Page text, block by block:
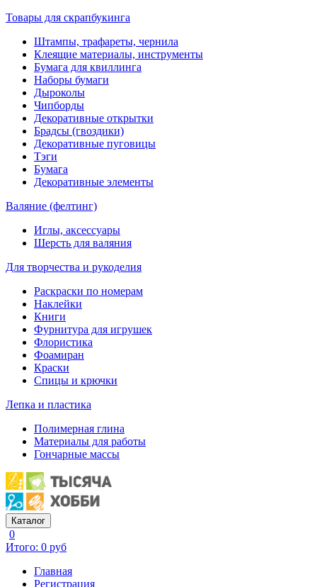
Товары для скрапбукинга
Штампы, трафареты, чернила
Клеящие материалы, инструменты
Бумага для квиллинга
Наборы бумаги
Дыроколы
Чипборды
Декоративные открытки
Брадсы (гвоздики)
Декоративные пуговицы
Тэги
Бумага
Декоративные элементы
Валяние (фелтинг)
Иглы, аксессуары
Шерсть для валяния
Для творчества и рукоделия
Раскраски по номерам
Наклейки
Книги
Фурнитура для игрушек
Флористика
Фоамиран
Краски
Спицы и крючки
Лепка и пластика
Полимерная глина
Материалы для работы
Гончарные массы
Каталог
0
Итого: 0 руб
Главная
Регистрация